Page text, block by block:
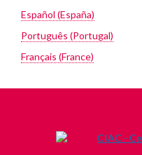
Español (España)
Português (Portugal)
Français (France)